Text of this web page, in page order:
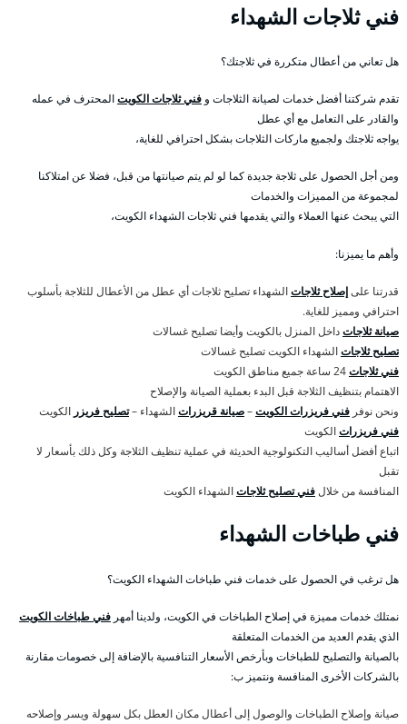
فني ثلاجات الشهداء
هل تعاني من أعطال متكررة في ثلاجتك؟
تقدم شركتنا أفضل خدمات لصيانة الثلاجات و فني ثلاجات الكويتالمحترف في عمله
والقادر على التعامل مع أي عطل
يواجه ثلاجتك ولجميع ماركات الثلاجات بشكل احترافي للغاية،
ومن أجل الحصول على ثلاجة جديدة كما لو لم يتم صيانتها من قبل، فضلا عن امتلاكنا
لمجموعة من المميزات والخدمات
التي يبحث عنها العملاء والتي يقدمها فني ثلاجات الشهداء الكويت،
وأهم ما يميزنا:
قدرتنا علىإصلاح ثلاجاتالشهداء تصليح ثلاجات أي عطل من الأعطال للثلاجة بأسلوب
احترافي ومميز للغاية.
صيانة ثلاجاتداخل المنزل بالكويت وأيضا تصليح غسالات
تصليح ثلاجاتالشهداء الكويت تصليح غسالات
فني ثلاجات
الاهتمام بتنظيف الثلاجة قبل البدء بعملية الصيانة والإصلاح
ونحن نوفر فني فريزرات الكويت–صيانة قريزراتالشهداء –تصليح فريزر الكويت
فني فريزراتالكويت
اتباع أفضل أساليب التكنولوجية الحديثة في عملية تنظيف الثلاجة وكل ذلك بأسعار لا
تقبل
المنافسة من خلالفني تصليح ثلاجاتالشهداء الكويت
فني طباخات الشهداء
هل ترغب في الحصول على خدمات فني طباخات الشهداء الكويت؟
نمتلك خدمات مميزة في إصلاح الطباخات في الكويت، ولدينا أمهر فني طباخات الكويت
الذي يقدم العديد من الخدمات المتعلقة
بالصيانة والتصليح للطباخات وبأرخص الأسعار التنافسية بالإضافة إلى خصومات مقارنة
بالشركات الأخرى المنافسة ونتميز ب:
صيانة وإصلاح الطباخات والوصول إلى أعطال مكان العطل بكل سهولة ويسر وإصلاحه